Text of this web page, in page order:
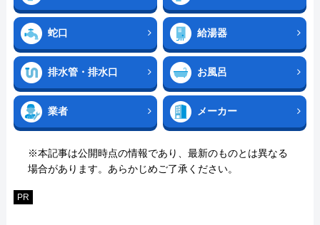
蛇口 給湯器
排水管・排水口 お風呂
業者 メーカー
※本記事は公開時点の情報であり、最新のものとは異なる
場合があります。あらかじめご了承ください。
PR